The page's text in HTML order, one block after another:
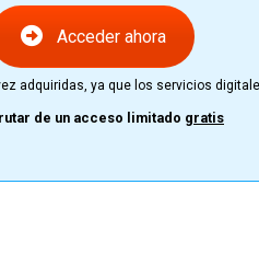
Acceder ahora
adquiridas, ya que los servicios
de un acceso limitado gratis